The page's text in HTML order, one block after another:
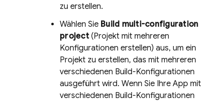
zu erstellen.
Wählen Sie Build multi-configuration
project(Projekt mit mehreren
Konfigurationen erstellen) aus, um ein
Projekt zu erstellen, das mit mehreren
verschiedenen Build-Konfigurationen
ausgeführt wird. Wenn Sie Ihre App mit
verschiedenen Build-Konfigurationen